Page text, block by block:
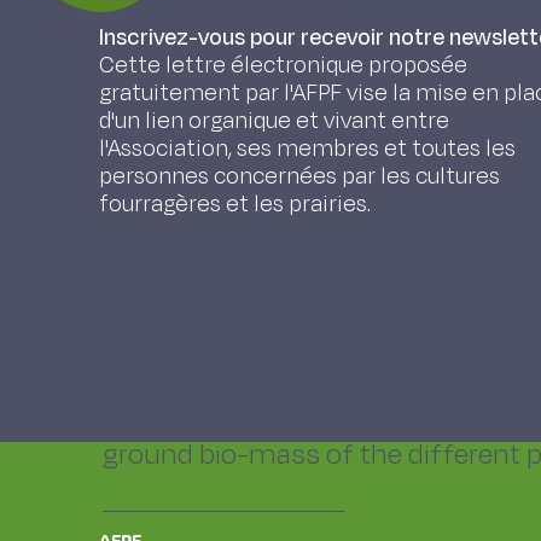
dominance of Trachypogon
absence of trees), and their
drained). Bio-mass accumulation
dynamics vary according to the
ground productivity of the
between 3.0 and 9.1 t/ha/year,
Trachypogon tree savanna on
alter the productivity of the
ground bio-mass of the different
Inscrivez-vous pour recevoir notre
Cette lettre électronique proposée
gratuitement par l'AFPF vise la mise en
d'un lien organique et vivant entre
l'Association, ses membres et toutes les
personnes concernées par les cultures
fourragères et les prairies.